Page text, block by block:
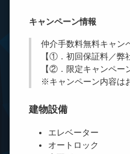
キャンペーン情報
仲介手数料無料キャン
【①．初回保証料／弊
【②．限定キャンペー
※キャンペーン内容は
建物設備
エレベーター
オートロック